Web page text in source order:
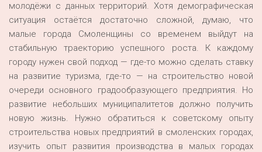
молодёжи с данных территорий. Хотя демографическая
ситуация остаётся достаточно сложной, думаю, что
малые города Смоленщины со временем выйдут на
стабильную траекторию успешного роста. К каждому
городу нужен свой подход — где-то можно сделать ставку
на развитие туризма, где-то — на строительство новой
очереди основного градообразующего предприятия. Но
развитие небольших муниципалитетов должно получить
новую жизнь. Нужно обратиться к советскому опыту
строительства новых предприятий в смоленских городах,
изучить опыт развития производства в малых городах